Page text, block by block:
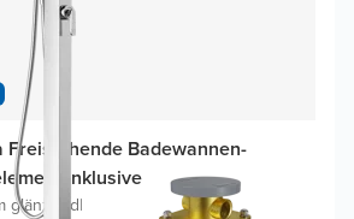
Freistehende Badewannen-
inklusive
glänzend|